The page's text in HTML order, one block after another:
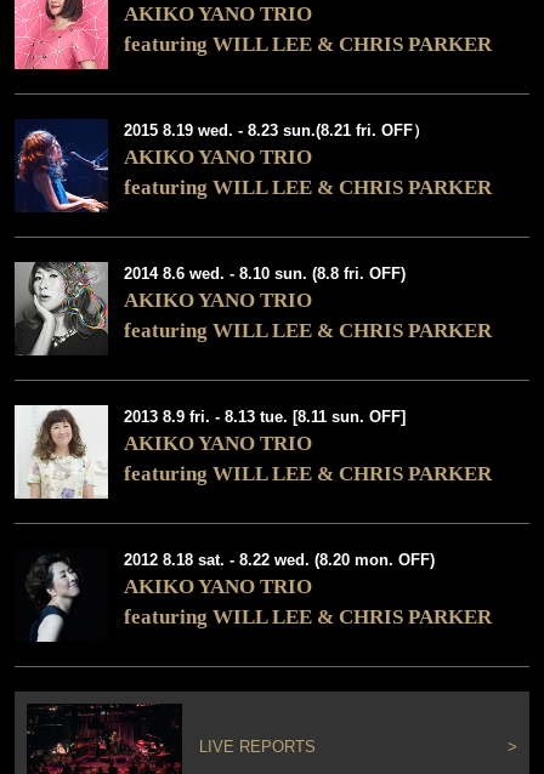
AKIKO YANO TRIO
featuring WILL LEE & CHRIS PARKER
2015 8.19 wed. - 8.23 sun.(8.21 fri. OFF）
AKIKO YANO TRIO
featuring WILL LEE & CHRIS PARKER
2014 8.6 wed. - 8.10 sun. (8.8 fri. OFF)
AKIKO YANO TRIO
featuring WILL LEE & CHRIS PARKER
2013 8.9 fri. - 8.13 tue. [8.11 sun. OFF]
AKIKO YANO TRIO
featuring WILL LEE & CHRIS PARKER
2012 8.18 sat. - 8.22 wed. (8.20 mon. OFF)
AKIKO YANO TRIO
featuring WILL LEE & CHRIS PARKER
LIVE REPORTS >